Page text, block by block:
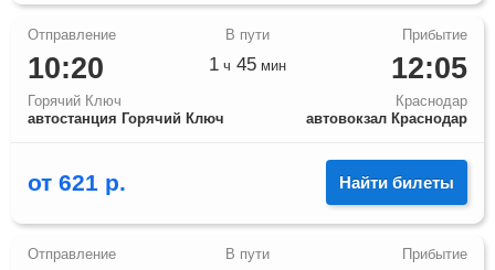
10:20
Горячий Ключ
автостанция Горячий Ключ
12:05
Краснодар
автовокзал Краснодар
1 ч 45 мин
от 621 р. Найти билеты